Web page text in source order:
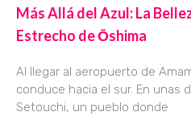
Más Allá del Azul: La
Estrecho de Ōshima
Al llegar al aeropuerto de
conduce hacia el sur. En unas
Setouchi, un pueblo donde